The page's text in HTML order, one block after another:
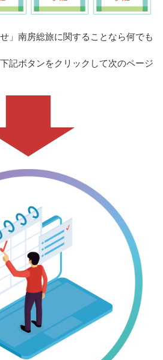
」南房総旅に関することなら何でも
記ボタンをクリックして次のページ